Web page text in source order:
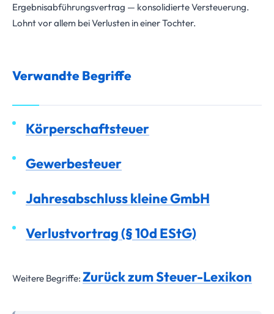
Ergebnisabführungsvertrag — konsolidierte Versteuerung.
Lohnt vor allem bei Verlusten in einer Tochter.
Verwandte Begriffe
Körperschaftsteuer
Gewerbesteuer
Jahresabschluss kleine GmbH
Verlustvortrag (§ 10d EStG)
Weitere Begriffe: Zurück zum Steuer-Lexikon